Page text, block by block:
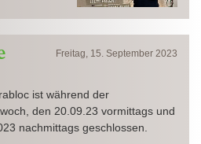
Freitag, 15. September 2023
ist während der
den 20.09.23 vormittags und
nachmittags geschlossen.